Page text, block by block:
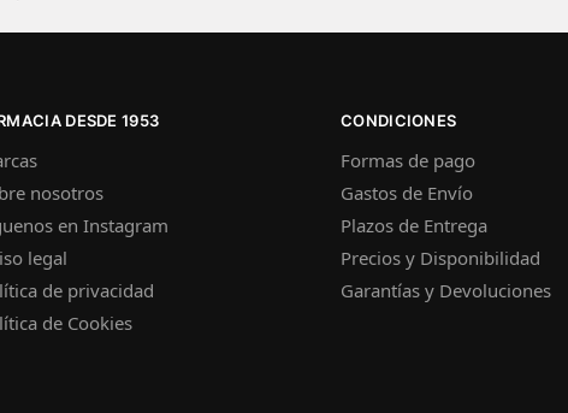
DESDE 1953
nosotros
en Instagram
legal
de privacidad
de Cookies
CONDICIONES
Formas de pago
Gastos de Envío
Plazos de Entrega
Precios y Disponibilidad
Garantías y Devoluciones